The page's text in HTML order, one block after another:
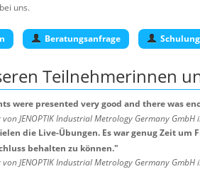
uns.
Beratungsanfrage
Teilnehmerinnen
were presented very good and there was
JENOPTIK Industrial Metrology Germany
die Live-Übungen. Es war genug Zeit
behalten zu können."
JENOPTIK Industrial Metrology Germany